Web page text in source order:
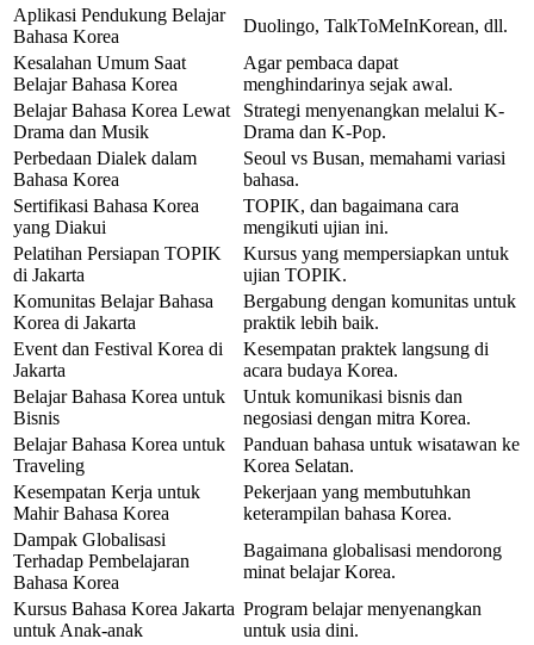
Aplikasi Pendukung Belajar
Bahasa Korea
Duolingo, TalkToMeInKorean, dll.
Kesalahan Umum Saat
Belajar Bahasa Korea
Agar pembaca dapat
menghindarinya sejak awal.
Belajar Bahasa Korea Lewat
Drama dan Musik
Strategi menyenangkan melalui K-
Drama dan K-Pop.
Perbedaan Dialek dalam
Bahasa Korea
Seoul vs Busan, memahami variasi
bahasa.
Sertifikasi Bahasa Korea
yang Diakui
TOPIK, dan bagaimana cara
mengikuti ujian ini.
Pelatihan Persiapan TOPIK
di Jakarta
Kursus yang mempersiapkan untuk
ujian TOPIK.
Komunitas Belajar Bahasa
Korea di Jakarta
Bergabung dengan komunitas untuk
praktik lebih baik.
Event dan Festival Korea di
Jakarta
Kesempatan praktek langsung di
acara budaya Korea.
Belajar Bahasa Korea untuk
Bisnis
Untuk komunikasi bisnis dan
negosiasi dengan mitra Korea.
Belajar Bahasa Korea untuk
Traveling
Panduan bahasa untuk wisatawan ke
Korea Selatan.
Kesempatan Kerja untuk
Mahir Bahasa Korea
Pekerjaan yang membutuhkan
keterampilan bahasa Korea.
Dampak Globalisasi
Terhadap Pembelajaran
Bahasa Korea
Bagaimana globalisasi mendorong
minat belajar Korea.
Kursus Bahasa Korea Jakarta
untuk Anak-anak
Program belajar menyenangkan
untuk usia dini.